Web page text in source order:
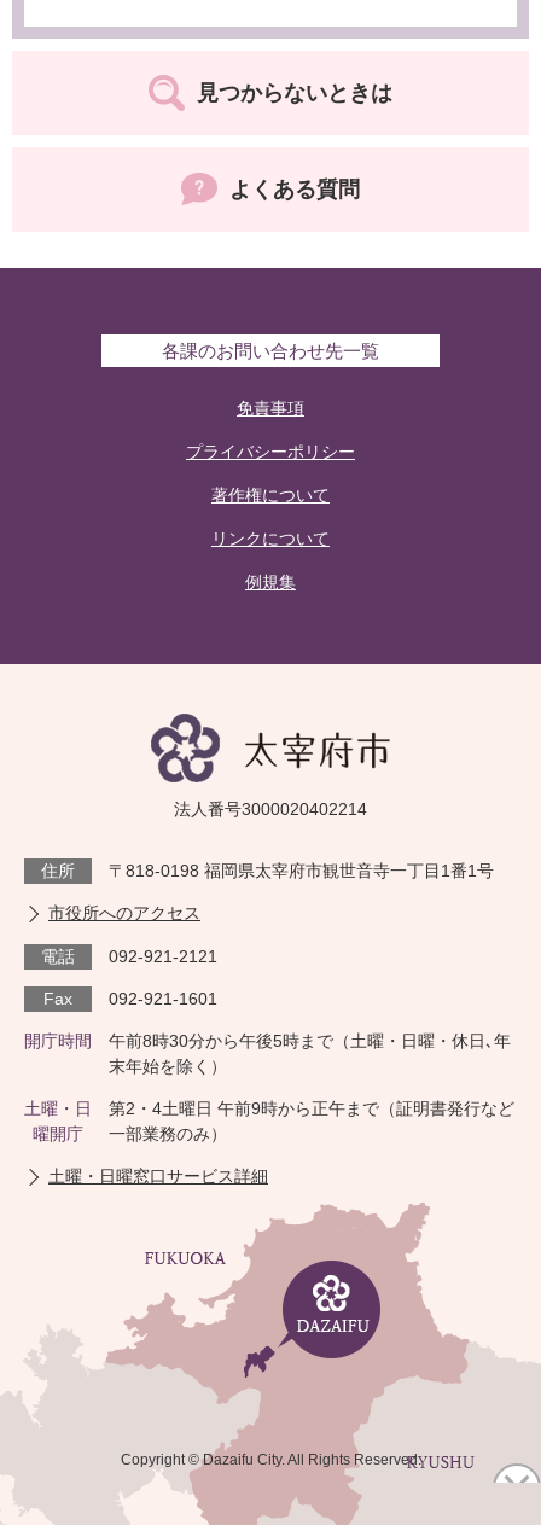
見つからないときは
よくある質問
各課のお問い合わせ先一覧
免責事項
プライバシーポリシー
著作権について
リンクについて
例規集
法人番号3000020402214
住所 〒818-0198 福岡県太宰府市観世音寺一丁目1番1号
市役所へのアクセス
電話 092-921-2121
Fax 092-921-1601
開庁時間
午前8時30分から午後5時まで（土曜・日曜・休日､年
末年始を除く）
土曜・日
曜開庁
第2・4土曜日 午前9時から正午まで（証明書発行など
一部業務のみ）
土曜・日曜窓口サービス詳細
Copyright © Dazaifu City. All Rights Reserved.